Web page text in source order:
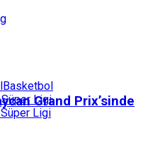
Basketbol
Ligi
Ligi
Grand Prix’sinde